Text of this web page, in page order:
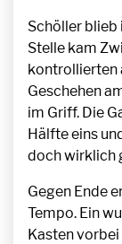
Schöller blieb
Stelle kam
kontrollierten
Geschehen
im Griff. Die
Hälfte eins
doch wirklich
Gegen Ende
Tempo. Ein
Kasten